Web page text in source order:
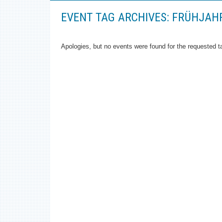
EVENT TAG ARCHIVES:
Apologies, but no events were found for the requested